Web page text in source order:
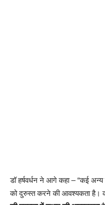
डॉ हर्षवर्धन ने आगे कहा – “कई अन्य
को दुरुस्त करने की आवश्यकता है।